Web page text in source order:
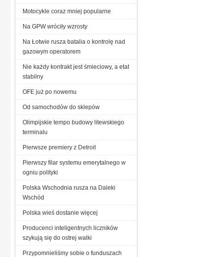
Motocykle coraz mniej popularne
Na GPW wróciły wzrosty
Na Łotwie rusza batalia o kontrolę nad
gazowym operatorem
Nie każdy kontrakt jest śmieciowy, a etat
stabilny
OFE już po nowemu
Od samochodów do sklepów
Olimpijskie tempo budowy litewskiego
terminalu
Pierwsze premiery z Detroit
Pierwszy filar systemu emerytalnego w
ogniu polityki
Polska Wschodnia rusza na Daleki
Wschód
Polska wieś dostanie więcej
Producenci inteligentnych liczników
szykują się do ostrej walki
Przypomnieliśmy sobie o funduszach